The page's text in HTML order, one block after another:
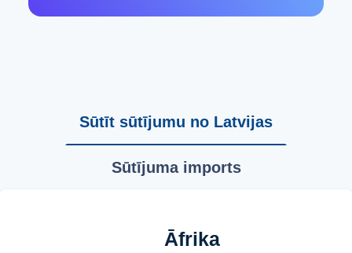
Sūtīt sūtījumu no Latvijas
Sūtījuma imports
Āfrika